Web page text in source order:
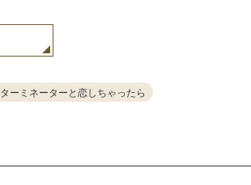
ターミネーターと恋しちゃったら